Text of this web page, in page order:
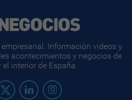
Información videos y
acontecimientos y negocios de
el interior de España.